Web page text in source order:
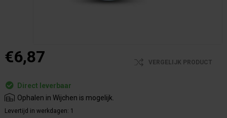
€6,87 VERGELIJK PRODUCT
Direct leverbaar
Ophalen in Wijchen is mogelijk.
Levertijd in werkdagen: 1